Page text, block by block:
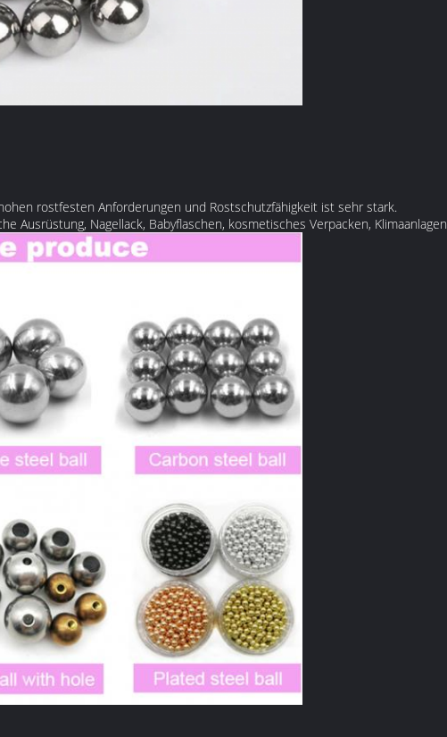
rostfesten Anforderungen und Rostschutzfähigkeit ist sehr stark.
Ausrüstung, Nagellack, Babyflaschen, kosmetisches Verpacken, Klimaanlagen